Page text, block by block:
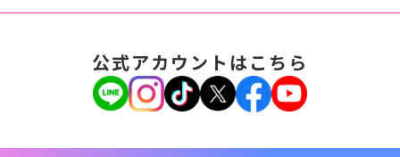
公式アカウントはこちら